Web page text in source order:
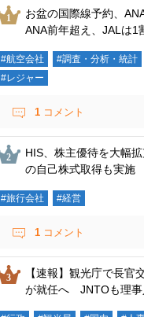
お盆の国際線予約、
ANA前年超え、JALは1
#航空会社 #調査・分析・統計
#レジャー
1 コメント
HIS、株主優待を大幅
の自己株式取得も実施
#旅行会社 #経営
1 コメント
【速報】観光庁で長官
が就任へ JNTOも理事